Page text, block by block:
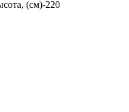
(см)-220